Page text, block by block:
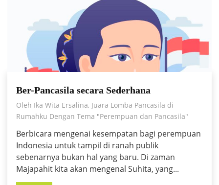
Ber-Pancasila secara Sederhana
Oleh Ika Wita Ersalina, Juara Lomba Pancasila di
Rumahku Dengan Tema "Perempuan dan Pancasila"
Berbicara mengenai kesempatan bagi perempuan
Indonesia untuk tampil di ranah publik
sebenarnya bukan hal yang baru. Di zaman
Majapahit kita akan mengenal Suhita, yang...